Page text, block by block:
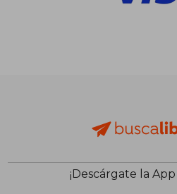
¡Descárgate la App